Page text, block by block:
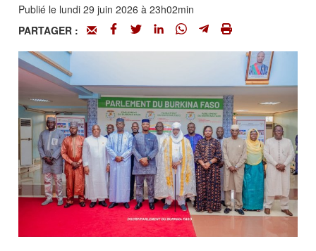
Publié le lundi 29 juin 2026 à 23h02min
PARTAGER :